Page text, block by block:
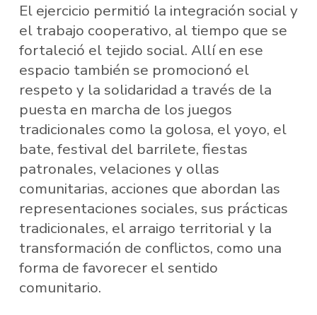
El ejercicio permitió la integración social y
el trabajo cooperativo, al tiempo que se
fortaleció el tejido social. Allí en ese
espacio también se promocionó el
respeto y la solidaridad a través de la
puesta en marcha de los juegos
tradicionales como la golosa, el yoyo, el
bate, festival del barrilete, fiestas
patronales, velaciones y ollas
comunitarias, acciones que abordan las
representaciones sociales, sus prácticas
tradicionales, el arraigo territorial y la
transformación de conflictos, como una
forma de favorecer el sentido
comunitario.